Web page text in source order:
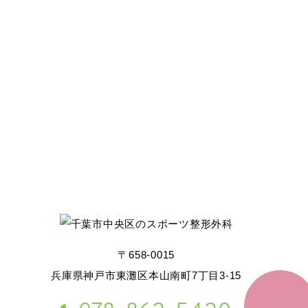
〒658-0015
兵庫県神戸市東灘区本山南町7丁目3-15